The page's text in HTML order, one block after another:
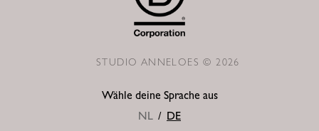
Wähle deine Sprache aus
NL / DE
STUDIO ANNELOES © 2026